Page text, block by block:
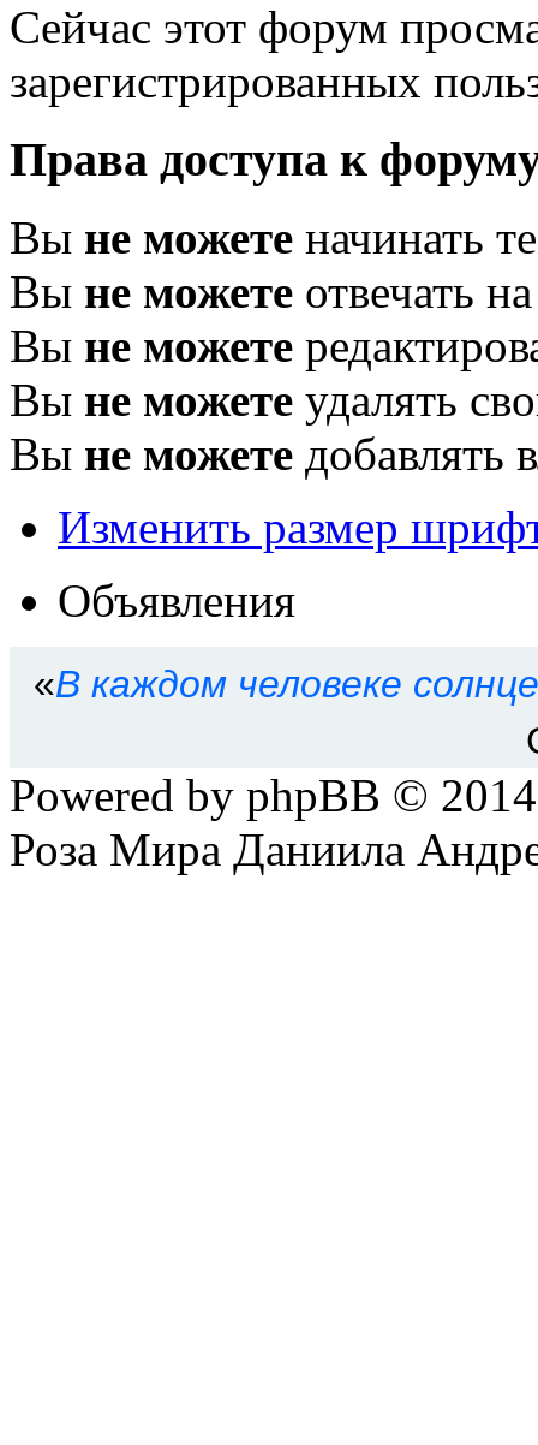
Сейчас этот форум
зарегистрированных
Права доступа к
Вы не можете начинать
Вы не можете отвечать
Вы не можете
Вы не можете удалять
Вы не можете добавлять
Изменить размер
Объявления
«В каждом человеке
Powered by phpBB ©
Роза Мира Даниила